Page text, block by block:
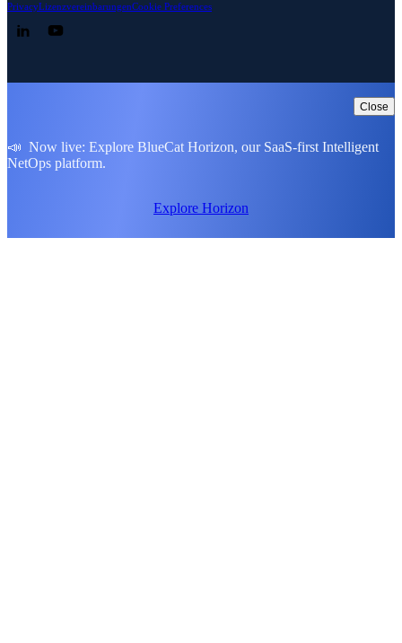
PrivacyLizenzvereinbarungenCookie Preferences
Follow us on LinkedIn
Follow us on YouTube
Close
📣 Now live: Explore BlueCat Horizon, our SaaS-first Intelligent
NetOps platform.
Explore Horizon